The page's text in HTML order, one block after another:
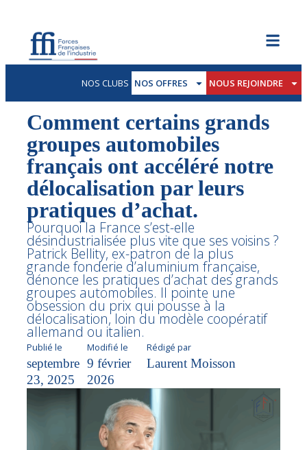
NOS CLUBS NOS OFFRES NOUS REJOINDRE
Comment certains grands
groupes automobiles
français ont accéléré notre
délocalisation par leurs
pratiques d’achat.
Pourquoi la France s’est-elle
désindustrialisée plus vite que ses voisins ?
Patrick Bellity, ex-patron de la plus
grande fonderie d’aluminium française,
dénonce les pratiques d’achat des grands
groupes automobiles. Il pointe une
obsession du prix qui pousse à la
délocalisation, loin du modèle coopératif
allemand ou italien.
Publié le
septembre
23, 2025
Modifié le
9 février
2026
Rédigé par
Laurent Moisson